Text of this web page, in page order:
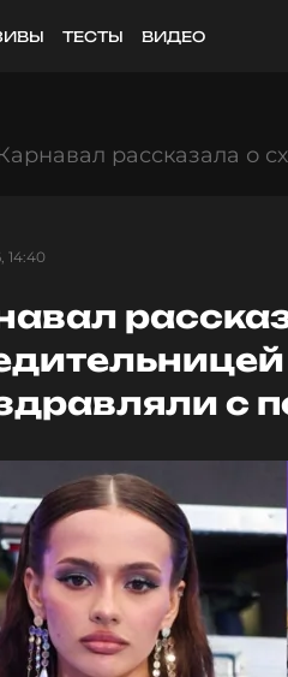
ТЕСТЫ ВИДЕО
рассказала о
14:40
с